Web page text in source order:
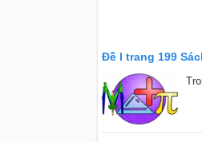
Đề I trang 199